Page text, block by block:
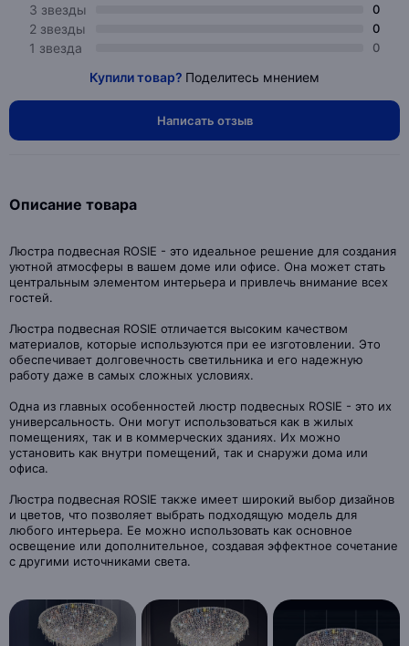
3 звезды 0
2 звезды 0
1 звезда 0
Купили товар? Поделитесь мнением
Написать отзыв
Описание товара
Люстра подвесная ROSIE - это идеальное решение для создания
уютной атмосферы в вашем доме или офисе. Она может стать
центральным элементом интерьера и привлечь внимание всех
гостей.
Люстра подвесная ROSIE отличается высоким качеством
материалов, которые используются при ее изготовлении. Это
обеспечивает долговечность светильника и его надежную
работу даже в самых сложных условиях.
Одна из главных особенностей люстр подвесных ROSIE - это их
универсальность. Они могут использоваться как в жилых
помещениях, так и в коммерческих зданиях. Их можно
установить как внутри помещений, так и снаружи дома или
офиса.
Люстра подвесная ROSIE также имеет широкий выбор дизайнов
и цветов, что позволяет выбрать подходящую модель для
любого интерьера. Ее можно использовать как основное
освещение или дополнительное, создавая эффектное сочетание
с другими источниками света.